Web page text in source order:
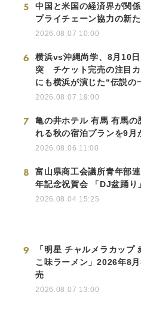
5
中国と米国の経済界が関
プライチェーン協力の新
2026.08.07 10:00
6
横浜vs沖縄尚学、8月10
突 チケット完売の注目
にも横浜が演じた“伝説の
2026.08.07 19:00
7
亀の井ホテル 有馬 有馬の
れる秋の宿泊プランを9月
2026.08.06 11:00
8
富山県商工会議所青年部
年記念祝賀会 「DJ盆踊り
2026.08.04 15:25
9
「明星 チャルメラカップ
こ味ラーメン」2026年8
売
2026.08.07 13:00